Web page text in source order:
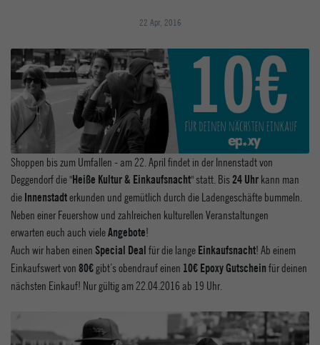
22 Apr, 2016
Shoppen bis zum Umfallen - am 22. April findet in der Innenstadt von
Deggendorf die "Heiße Kultur & Einkaufsnacht" statt. Bis24 Uhrkann man
dieInnenstadterkunden und gemütlich durch die Ladengeschäfte bummeln.
Neben einer Feuershow und zahlreichen kulturellen Veranstaltungen
erwarten euch auch vieleAngebote!
Auch wir haben einenSpecial Dealfür die langeEinkaufsnacht! Ab einem
Einkaufswert von80€gibt’s obendrauf einen 10€ Epoxy Gutscheinfür deinen
nächsten Einkauf! Nur gültig am 22.04.2016 ab 19 Uhr.